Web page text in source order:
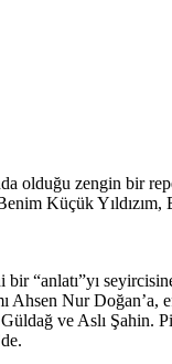
olduğu zengin bir
Küçük Yıldızım,
“anlatı”yı
Nur Doğan’a,
ve Aslı